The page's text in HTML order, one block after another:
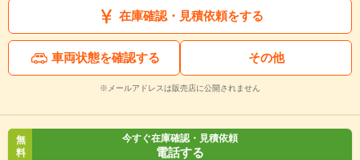
在庫確認・見積依頼をする
車両状態を確認する その他
※メールアドレスは販売店に公開されません
無
料
今すぐ在庫確認・見積依頼
電話する